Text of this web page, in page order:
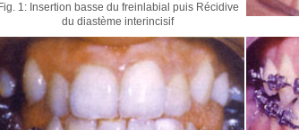
Fig. 1: Insertion basse du freinlabial puis Récidive
du diastème interincisif